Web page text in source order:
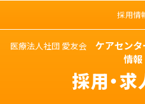
採用情
医療法人社団 愛友会 ケアセン
情報
採用・